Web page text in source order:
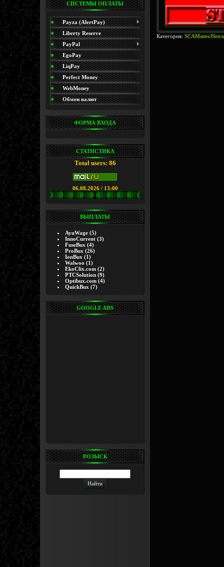
СИСТЕМЫ ОПЛАТЫ
Payza (AlertPay)
Liberty Reserve
PayPal
EgoPay
LiqPay
Perfect Money
WebMoney
Обмен валют
ФОРМА ВХОДА
СТАТИСТИКА
Total users: 86
06.08.2026 / 13:00
ВЫПЛАТЫ
AyuWage (5)
InnoCurrent (3)
FuseBux (4)
ProBux (26)
IonBux (1)
Walwoo (1)
EkoClix.com (2)
PTCSolution (9)
Optibux.com (4)
QuickBux (7)
GOOGLE ADS
РОЗЫСК
Категория: SCAMsites/